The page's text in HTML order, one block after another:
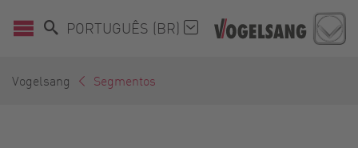
PORTUGUÊS (BR)
Vogelsang Segmentos